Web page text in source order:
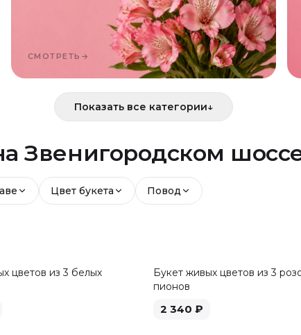
СМОТРЕТЬ →
Показать все категории↓
Звенигородском
Цвет букета Повод
цветов из 3 белых
Букет живых цветов из 3
пионов
2 340 ₽